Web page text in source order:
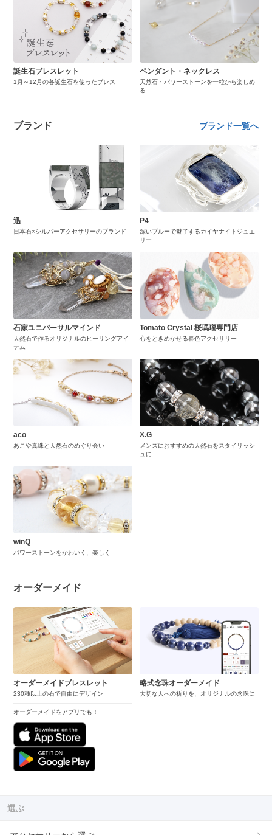
誕生石ブレスレット
1月～12月の各誕生石を使ったブレス
ペンダント・ネックレス
天然石・パワーストーンを一粒から楽しめ
る
ブランド ブランド一覧へ
迅
日本石×シルバーアクセサリーのブランド
P4
深いブルーで魅了するカイヤナイトジュエ
リー
石家ユニバーサルマインド
天然石で作るオリジナルのヒーリングアイ
テム
Tomato Crystal 桜瑪瑙専門店
心をときめかせる春色アクセサリー
aco
あこや真珠と天然石のめぐり会い
X.G
メンズにおすすめの天然石をスタイリッシ
ュに
winQ
パワーストーンをかわいく、楽しく
オーダーメイド
オーダーメイドブレスレット
230種以上の石で自由にデザイン
オーダーメイドをアプリでも！
略式念珠オーダーメイド
大切な人への祈りを、オリジナルの念珠に
選ぶ